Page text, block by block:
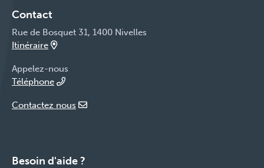
Contact
Rue de Bosquet 31, 1400 Nivelles
Itinéraire
Appelez-nous
Téléphone
Contactez nous
Besoin d'aide ?